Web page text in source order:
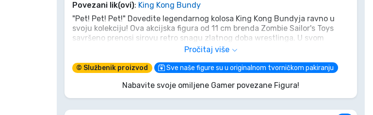
Povezani lik(ovi): King Kong Bundy
"Pet! Pet! Pet!" Dovedite legendarnog kolosa King Kong Bundyja ravno u
svoju kolekciju! Ova akcijska figura od 11 cm brenda Zombie Sailor's Toys
savršeno prenosi sirovu retro snagu zlatnog doba wrestlinga. U svom
kultnom crnom dresu, s gnjevnim izrazom lica i prepoznatljivom pozom
protivniku na vašoj polici. Nemojte se zadovoljiti običnim odbrojavanjem do
Pročitaj više
© Službenik proizvod Sve naše figure su u originalnom tvorničkom pakiranju
Nabavite svoje omiljene Gamer povezane Figura!
Vrste proizvoda